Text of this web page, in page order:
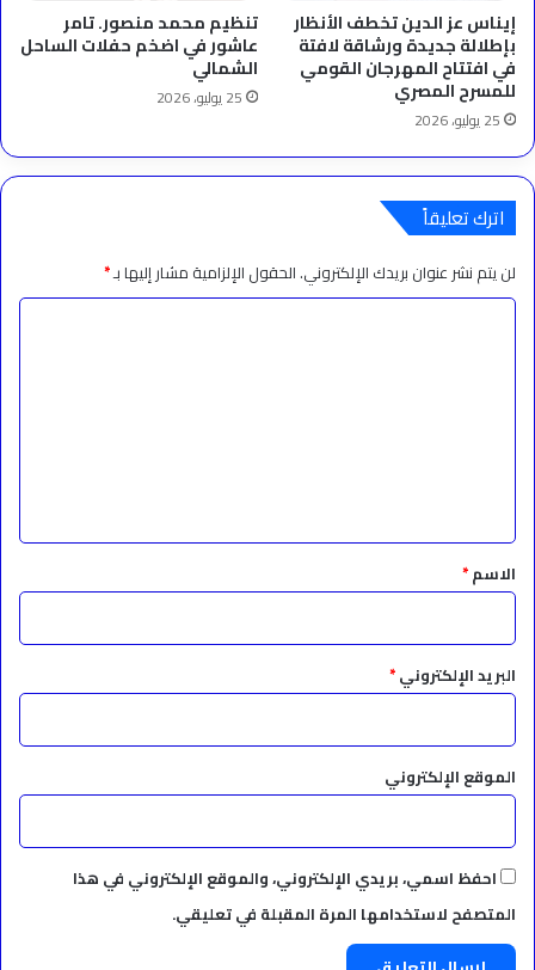
إيناس عز الدين تخطف الأنظار
بإطلالة جديدة ورشاقة لافتة
في افتتاح المهرجان القومي
للمسرح المصري
25 يوليو، 2026
تنظيم محمد منصور. تامر
عاشور في اضخم حفلات الساحل
الشمالي
25 يوليو، 2026
اترك تعليقاً
لن يتم نشر عنوان بريدك الإلكتروني.الحقول الإلزامية مشار إليها بـ*
ق
*الاسم*
البريد الإلكتروني*
الموقع الإلكتروني
احفظ اسمي، بريدي الإلكتروني، والموقع الإلكتروني في هذا
المتصفح لاستخدامها المرة المقبلة في تعليقي.